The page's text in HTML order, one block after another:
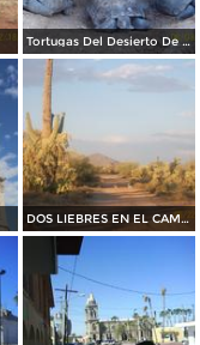
Tortugas Del Desierto De Sonora
DOS LIEBRES EN EL CAMINO